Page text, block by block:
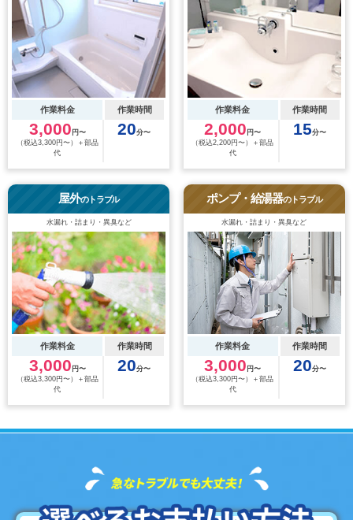
作業料金 作業時間
3,000 円〜
（税込3,300円〜）＋部品
代
20分〜
作業料金 作業時間
2,000 円〜
（税込2,200円〜）＋部品
代
15分〜
屋外のトラブル
水漏れ・詰まり・異臭など
作業料金 作業時間
3,000 円〜
（税込3,300円〜）＋部品
代
20分〜
ポンプ・給湯器のトラブル
水漏れ・詰まり・異臭など
作業料金 作業時間
3,000 円〜
（税込3,300円〜）＋部品
代
20分〜